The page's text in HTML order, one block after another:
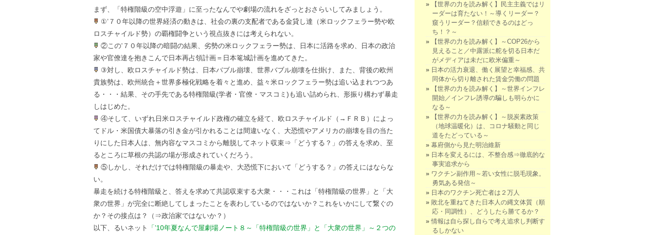
まず、「特権階級の空中浮遊」に至ったなんでや劇場の流れをざっとおさらいしてみましょう。
①’７０年以降の世界経済の動きは、社会の裏の支配者である金貸し達（米ロックフェラー勢や欧
ロスチャイルド勢）の覇権闘争という視点抜きには考えられない。
②この’７０年以降の暗闘の結果、劣勢の米ロックフェラー勢は、日本に活路を求め、日本の政治
家や官僚達を抱きこんで日本再占領計画＝日本篭城計画を進めてきた。
③対し、欧ロスチャイルド勢は、日本バブル崩壊、世界バブル崩壊を仕掛け、また、背後の欧州
貴族勢は、欧州統合＋世界多極化戦略を着々と進め、益々米ロックフェラー勢は追い込まれつつあ
る・・・結果、その手先である特権階級(学者・官僚・マスコミ)も追い詰められ、形振り構わず暴走
しはじめた。
④そして、いずれ日米ロスチャイルド政権の確立を経て、欧ロスチャイルド（→ＦＲＢ）によっ
てドル・米国債大暴落の引き金が引かれることは間違いなく、大恐慌やアメリカの崩壊を目の当た
りにした日本人は、無内容なマスコミから離脱してネット収束⇒「どうする？」の答えを求め、至
るところに草根の共認の場が形成されていくだろう。
⑤しかし、それだけでは特権階級の暴走や、大恐慌下において「どうする？」の答えにはならな
い。
暴走を続ける特権階級と、答えを求めて共認収束する大衆・・・これは「特権階級の世界」と「大
衆の世界」が完全に断絶してしまったことを表わしているのではないか？これをいかにして繋ぐの
か？その接点は？（⇒政治家ではないか？）
以下、るいネット
「’10年夏なんで屋劇場ノート８～「特権階級の世界」と「大衆の世界」～２つの
【世界の力を読み解く】民主主義ではリ
ーダーは育たない！～導くリーダー？
窺うリーダー？信頼できるのはどっ
ち！？～
【世界の力を読み解く】～COP26から
見えること／中露派に舵を切る日本だ
がメディアは未だに欧米偏重～
日本の活力衰退、働く展望と幸福感、共
同体から切り離された賃金労働の問題
【世界の力を読み解く】～世界インフレ
開始／インフレ誘導の騙しも明らかに
なる～
【世界の力を読み解く】～脱炭素政策
（地球温暖化）は、コロナ騒動と同じ
道をたどっている～
幕府側から見た明治維新
日本を変えるには、不整合感⇒徹底的な
事実追求から
ワクチン副作用～若い女性に脱毛現象。
勇気ある発信～
日本のワクチン死亡者は２万人
敗北を重ねてきた日本人の縄文体質（順
応・同調性）、どうしたら勝てるか？
情報は自ら探し自らで考え追求し判断す
るしかない